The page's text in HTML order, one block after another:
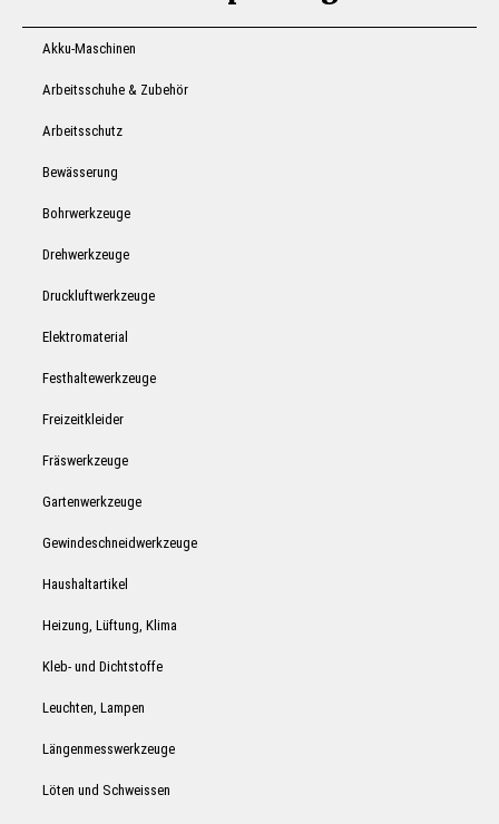
Akku-Maschinen
Arbeitsschuhe & Zubehör
Arbeitsschutz
Bewässerung
Bohrwerkzeuge
Drehwerkzeuge
Druckluftwerkzeuge
Elektromaterial
Festhaltewerkzeuge
Freizeitkleider
Fräswerkzeuge
Gartenwerkzeuge
Gewindeschneidwerkzeuge
Haushaltartikel
Heizung, Lüftung, Klima
Kleb- und Dichtstoffe
Leuchten, Lampen
Längenmesswerkzeuge
Löten und Schweissen